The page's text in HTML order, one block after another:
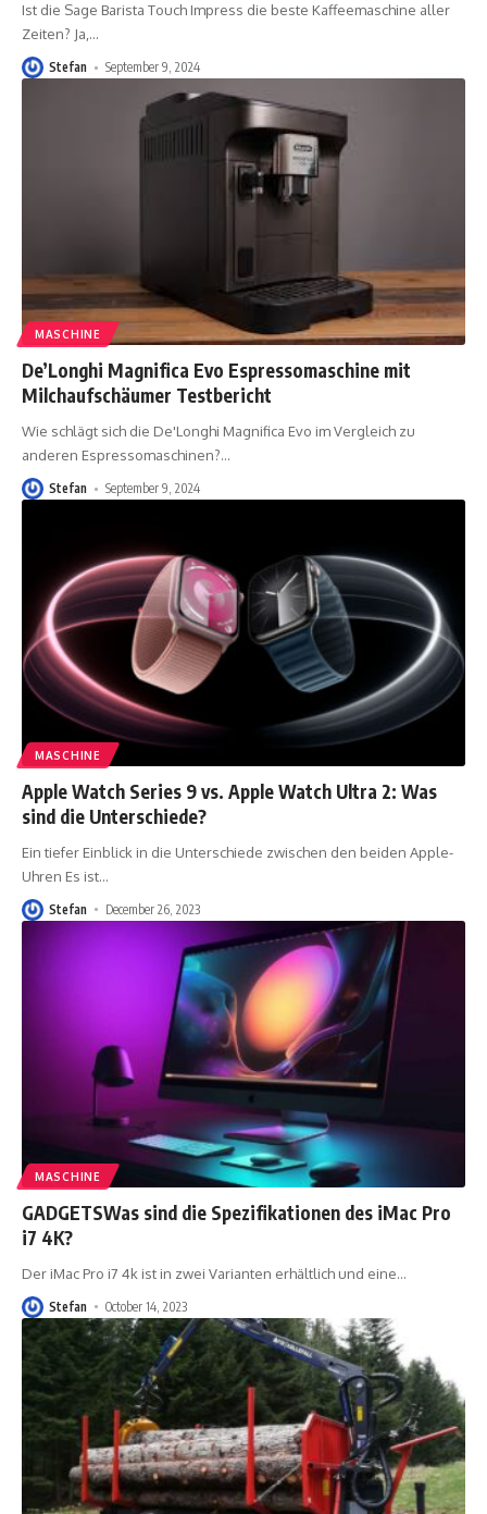
Ist die Sage Barista Touch Impress die beste Kaffeemaschine aller
Zeiten? Ja,…
Stefan September 9, 2024
MASCHINE
De’Longhi Magnifica Evo Espressomaschine mit
Milchaufschäumer Testbericht
Wie schlägt sich die De'Longhi Magnifica Evo im Vergleich zu
anderen Espressomaschinen?…
Stefan September 9, 2024
MASCHINE
Apple Watch Series 9 vs. Apple Watch Ultra 2: Was
sind die Unterschiede?
Ein tiefer Einblick in die Unterschiede zwischen den beiden Apple-
Uhren Es ist…
Stefan December 26, 2023
MASCHINE
GADGETSWas sind die Spezifikationen des iMac Pro
i7 4K?
Der iMac Pro i7 4k ist in zwei Varianten erhältlich und eine…
Stefan October 14, 2023